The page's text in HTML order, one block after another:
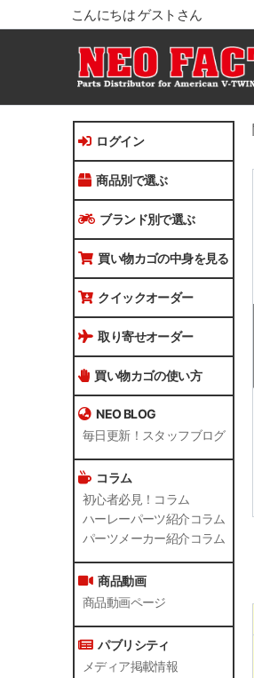
こんにちは ゲストさん
ログイン
商品別で選ぶ
ブランド別で選ぶ
買い物カゴの中身を見る
クイックオーダー
取り寄せオーダー
買い物カゴの使い方
NEO BLOG
毎日更新！スタッフブログ
コラム
初心者必見！コラム
ハーレーパーツ紹介コラム
パーツメーカー紹介コラム
商品動画
商品動画ページ
パブリシティ
メディア掲載情報